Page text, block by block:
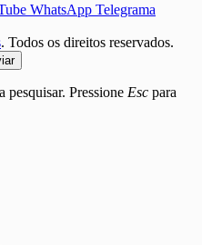
WhatsApp Telegrama
. Todos os direitos reservados.
pesquisar. Pressione Esc para